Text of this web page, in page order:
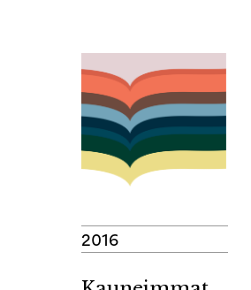
sisältöön
2016